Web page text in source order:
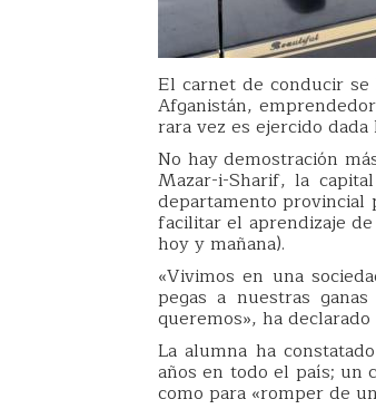
El carnet de conducir
Afganistán,
rara vez es ejercido
No hay demostración
Mazar-i-Sharif, la
departamento provincial
facilitar el aprendizaje
hoy y mañana).
«Vivimos en una
pegas a nuestras
queremos», ha
La alumna ha
años en todo el país; un
como para «romper de